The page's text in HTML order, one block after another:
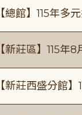
【總館】115年多
【新莊區】115年
【新莊西盛分館